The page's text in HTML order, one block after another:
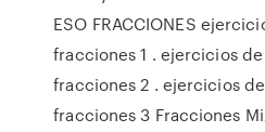
ESO FRACCIONES
fracciones 1 . ejercicios
fracciones 2 . ejercicios
fracciones 3 Fracciones